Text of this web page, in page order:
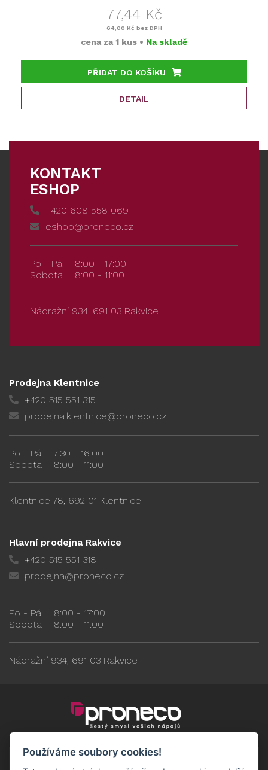
77,44 Kč
64,00 Kč bez DPH
cena za 1 kus • Na skladě
PŘIDAT DO KOŠÍKU
DETAIL
KONTAKT
ESHOP
+420 608 558 069
eshop@proneco.cz
Po - Pá
8:00 - 17:00
Sobota
8:00 - 11:00
Nádražní 934, 691 03 Rakvice
Prodejna Klentnice
+420 515 551 315
prodejna.klentnice@proneco.cz
Po - Pá
7:30 - 16:00
Sobota
8:00 - 11:00
Klentnice 78, 692 01 Klentnice
Hlavní prodejna Rakvice
+420 515 551 318
prodejna@proneco.cz
Po - Pá
8:00 - 17:00
Sobota
8:00 - 11:00
Nádražní 934, 691 03 Rakvice
Používáme soubory cookies!